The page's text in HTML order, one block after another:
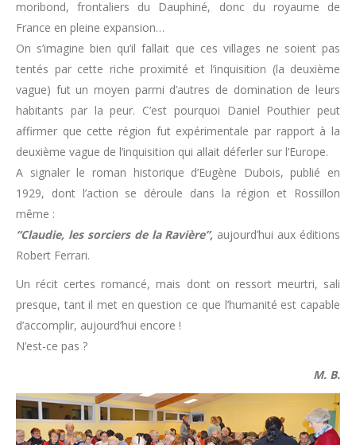
moribond, frontaliers du Dauphiné, donc du royaume de
France en pleine expansion…
On s’imagine bien qu’il fallait que ces villages ne soient pas
tentés par cette riche proximité et l’inquisition (la deuxième
vague) fut un moyen parmi d’autres de domination de leurs
habitants par la peur. C’est pourquoi Daniel Pouthier peut
affirmer que cette région fut expérimentale par rapport à la
deuxième vague de l’inquisition qui allait déferler sur l’Europe.
A signaler le roman historique d’Eugène Dubois, publié en
1929, dont l’action se déroule dans la région et Rossillon
même :
“Claudie, les sorciers de la Ravière”, aujourd’hui aux éditions
Robert Ferrari.
Un récit certes romancé, mais dont on ressort meurtri, sali
presque, tant il met en question ce que l’humanité est capable
d’accomplir, aujourd’hui encore !
N’est-ce pas ?
M. B.